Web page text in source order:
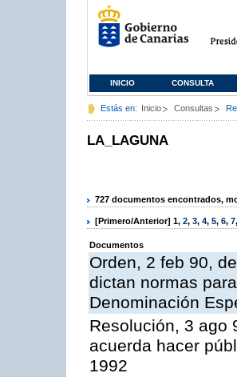
INICIO CONSULTA
Estás en: Inicio Consultas
LA_LAGUNA
727 documentos encontrados,
[Primero/Anterior] 1, 2, 3, 4, 5, 6, 7,
Documentos
Orden, 2 feb 90,
dictan normas
Denominación
Resolución, 3 ago
acuerda hacer
1992